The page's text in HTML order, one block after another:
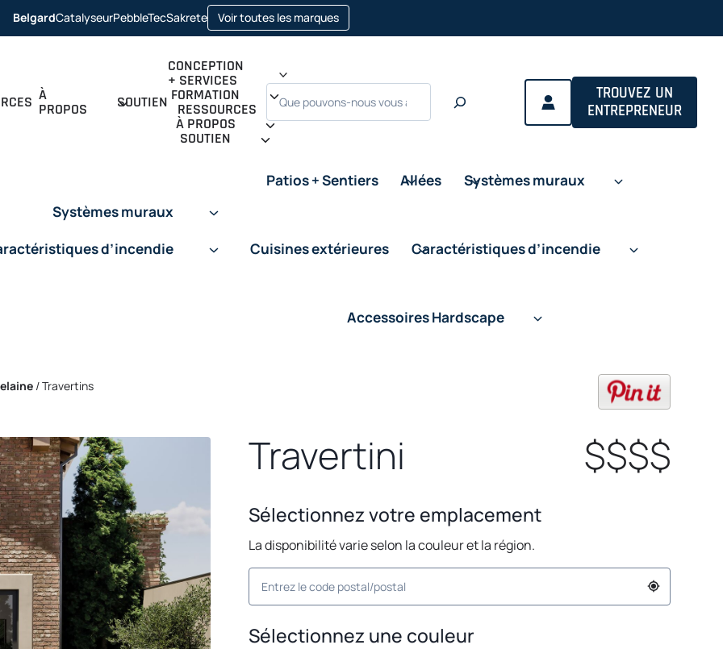
BelgardCatalyseur
opens in a new tab
PebbleTec
opens in a new tab
Sakrete
opens in a new tabVoir toutes les marquesopens in a new tab
À
PROPOS SOUTIEN
CONCEPTION
+ SERVICES
FORMATION
RESSOURCES
À PROPOS
SOUTIEN
Recherche
TROUVEZ UN
ENTREPRENEUR
Systèmes muraux
d’incendie
Patios + Sentiers Allées Systèmes muraux
Cuisines extérieures Caractéristiques d’incendie
Accessoires Hardscape
/Travertins
Travertini $$$$
Sélectionnez votre emplacement
La disponibilité varie selon la couleur et la région.
Sélectionnez une couleur